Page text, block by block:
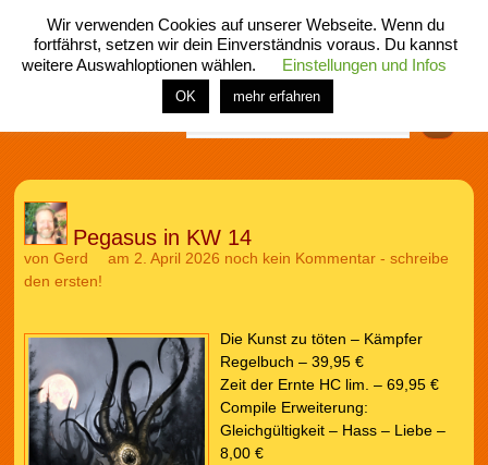
menü
home rubrik buch comic spiel fotos shop
Pegasus in KW 14
von Gerd am 2. April 2026 noch kein Kommentar - schreibe
den ersten!
Die Kunst zu töten – Kämpfer
Regelbuch – 39,95 €
Zeit der Ernte HC lim. – 69,95 €
Compile Erweiterung:
Gleichgültigkeit – Hass – Liebe –
8,00 €
Wir verwenden Cookies auf unserer Webseite. Wenn du
fortfährst, setzen wir dein Einverständnis voraus. Du kannst
weitere Auswahloptionen wählen.
Einstellungen und Infos
OK mehr erfahren